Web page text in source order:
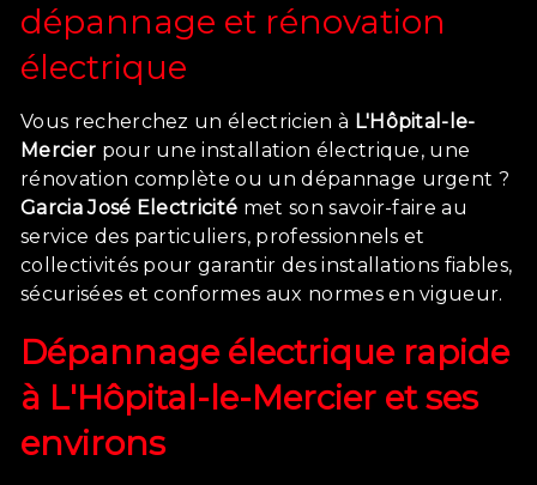
dépannage et rénovation
électrique
Vous recherchez un électricien à L'Hôpital-le-
Mercier pour une installation électrique, une
rénovation complète ou un dépannage urgent ?
Garcia José Electricité met son savoir-faire au
service des particuliers, professionnels et
collectivités pour garantir des installations fiables,
sécurisées et conformes aux normes en vigueur.
Dépannage électrique rapide
à L'Hôpital-le-Mercier et ses
environs